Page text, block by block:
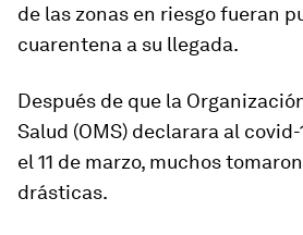
de las zonas en riesgo fueran
cuarentena a su llegada.
Después de que la
Salud (OMS) declarara al
el 11 de marzo, muchos
drásticas.